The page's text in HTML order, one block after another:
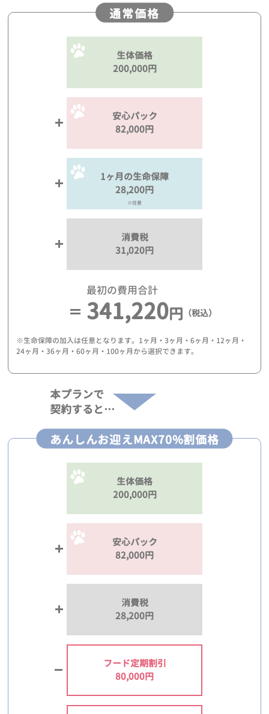
通常価格
生体価格
200,000円
安心パック
82,000円
1ヶ月の生命保障
28,200円
※任意
消費税
31,020円
最初の費用合計
341,220円 （税込）
※生命保障の加入は任意となります。1ヶ月・3ヶ月・6ヶ月・12ヶ月・
24ヶ月・36ヶ月・60ヶ月・100ヶ月から選択できます。
本プランで
契約すると…
あんしんお迎えMAX70%割価格
生体価格
200,000円
安心パック
82,000円
消費税
28,200円
フード定期割引
80,000円